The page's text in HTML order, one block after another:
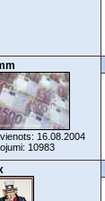
16.08.2004
10983